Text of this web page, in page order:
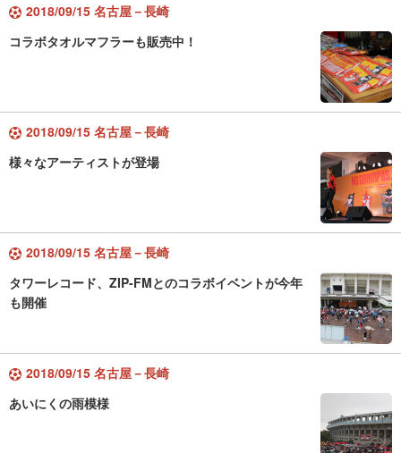
2018/09/15 名古屋－長崎
コラボタオルマフラーも販売中！
2018/09/15 名古屋－長崎
様々なアーティストが登場
2018/09/15 名古屋－長崎
タワーレコード、ZIP-FMとのコラボイベントが今年
も開催
2018/09/15 名古屋－長崎
あいにくの雨模様